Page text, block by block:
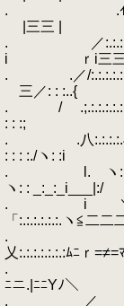
. .ｲ
|三三 |
. ／
i ｒi三三..
. .／/:.:.:.:.:. i:.
ゝ三／: : :..{
. / .;.:.:.:.:.:. ﾄ::..
: : :;
. .八:.:.:.:.斗
: : : :./ヽ: :i
. l. ヽ:.:
ヽ: : _:_:_i___|:/
. i ＼八
「:.:.:.:.:.:.ヽ≦二二
. 乂
乂:.:.:.:.:.:.:
. -- _ゝ -
ﾆニ.|ﾆﾆYﾉ
. ／ .